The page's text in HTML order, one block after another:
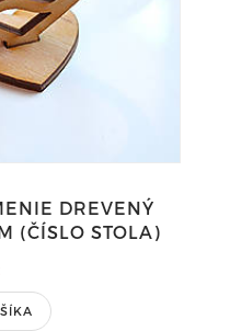
DREVENÝ
(ČÍSLO STOLA)